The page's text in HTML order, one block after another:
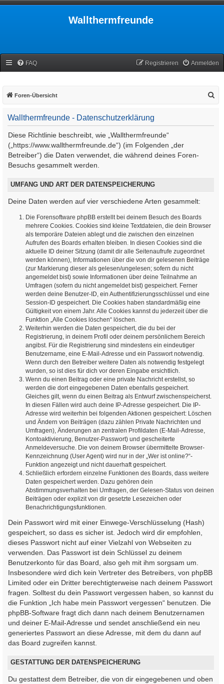
Wallthermfreunde
FAQ Anmelden
Registrieren
Foren-Übersicht
Wallthermfreunde - Datenschutzerklärung
Diese Richtlinie beschreibt, wie „Wallthermfreunde“
(„https://www.wallthermfreunde.de“) (im Folgenden „der
Betreiber“) die Daten verwendet, die während deines Foren-
Besuchs gesammelt werden.
UMFANG UND ART DER DATENSPEICHERUNG
Deine Daten werden auf vier verschiedene Arten gesammelt:
Die Forensoftware phpBB erstellt bei deinem Besuch des Boards
mehrere Cookies. Cookies sind kleine Textdateien, die dein Browser
als temporäre Dateien ablegt und die zwischen den einzelnen
Aufrufen des Boards erhalten bleiben. In diesen Cookies sind die
aktuelle ID deiner Sitzung (damit dir alle Seitenaufrufe zugeordnet
werden können), Informationen über die von dir gelesenen Beiträge
(zur Markierung dieser als gelesen/ungelesen; sofern du nicht
angemeldet bist) sowie Informationen über deine Teilnahme an
Umfragen (sofern du nicht angemeldet bist) gespeichert. Ferner
werden deine Benutzer-ID, ein Authentifizierungsschlüssel und eine
Session-ID gespeichert. Die Cookies haben standardmäßig eine
Gültigkeit von einem Jahr. Alle Cookies kannst du jederzeit über die
Funktion „Alle Cookies löschen“ löschen.
Weiterhin werden die Daten gespeichert, die du bei der
Registrierung, in deinem Profil oder deinem persönlichem Bereich
angibst. Für die Registrierung sind mindestens ein eindeutiger
Benutzername, eine E-Mail-Adresse und ein Passwort notwendig.
Wenn durch den Betreiber weitere Daten als notwendig festgelegt
wurden, so ist dies für dich vor deren Eingabe ersichtlich.
Wenn du einen Beitrag oder eine private Nachricht erstellst, so
werden die dort eingegebenen Daten ebenfalls gespeichert.
Gleiches gilt, wenn du einen Beitrag als Entwurf zwischenspeicherst.
In diesen Fällen wird auch deine IP-Adresse gespeichert. Die IP-
Adresse wird weiterhin bei folgenden Aktionen gespeichert: Löschen
und Ändern von Beiträgen (dazu zählen Private Nachrichten und
Umfragen), Änderungen an zentralen Profildaten (E-Mail-Adresse,
Kontoaktivierung, Benutzer-Passwort) und gescheiterte
Anmeldeversuche. Die von deinem Browser übermittelte Browser-
Kennzeichnung (User Agent) wird nur in der „Wer ist online?“-
Funktion angezeigt und nicht dauerhaft gespeichert.
Schließlich erfordern einzelne Funktionen des Boards, dass weitere
Daten gespeichert werden. Dazu gehören dein
Abstimmungsverhalten bei Umfragen, der Gelesen-Status von deinen
Beiträgen oder explizit von dir gesetzte Lesezeichen oder
Benachrichtigungsfunktionen.
Dein Passwort wird mit einer Einwege-Verschlüsselung (Hash)
gespeichert, so dass es sicher ist. Jedoch wird dir empfohlen,
dieses Passwort nicht auf einer Vielzahl von Webseiten zu
verwenden. Das Passwort ist dein Schlüssel zu deinem
Benutzerkonto für das Board, also geh mit ihm sorgsam um.
Insbesondere wird dich kein Vertreter des Betreibers, von phpBB
Limited oder ein Dritter berechtigterweise nach deinem Passwort
fragen. Solltest du dein Passwort vergessen haben, so kannst du
die Funktion „Ich habe mein Passwort vergessen“ benutzen. Die
phpBB-Software fragt dich dann nach deinem Benutzernamen
und deiner E-Mail-Adresse und sendet anschließend ein neu
generiertes Passwort an diese Adresse, mit dem du dann auf
das Board zugreifen kannst.
GESTATTUNG DER DATENSPEICHERUNG
Du gestattest dem Betreiber, die von dir eingegebenen und oben